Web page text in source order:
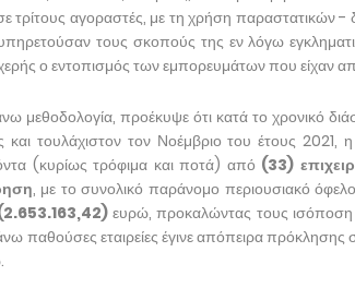
αγοραστές, με τη χρήση παραστατικών -
τους σκοπούς της εν λόγω
ο εντοπισμός των εμπορευμάτων που είχαν
μεθοδολογία, προέκυψε ότι κατά το χρονικό
και τουλάχιστον τον Νοέμβριο του έτους
(κυρίως τρόφιμα και ποτά) από (33)
, με το συνολικό παράνομο περιουσιακό
ευρώ, προκαλώντας τους ισόποση
παθούσες εταιρείες έγινε απόπειρα πρόκλησης